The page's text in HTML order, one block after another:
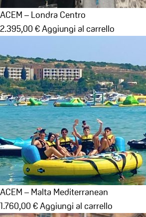
ACEM – Londra Centro
2.395,00 €Aggiungi al carrello
ACEM – Malta Mediterranean
1.760,00 €Aggiungi al carrello